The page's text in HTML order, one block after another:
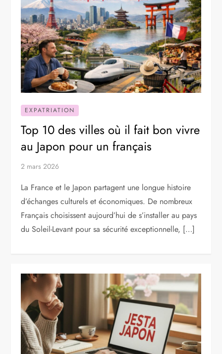
EXPATRIATION
Top 10 des villes où il fait bon vivre
au Japon pour un français
2 mars 2026
La France et le Japon partagent une longue histoire
d’échanges culturels et économiques. De nombreux
Français choisissent aujourd’hui de s’installer au pays
du Soleil-Levant pour sa sécurité exceptionnelle, […]